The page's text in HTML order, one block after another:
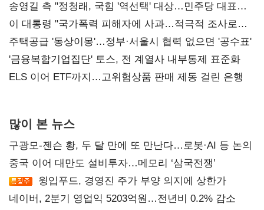
송영길 측 "정청래, 국힘 '역선택' 대상…민주당 대표로
총선 지휘 못해"
이 대통령 "국가폭력 피해자에 사과…적극적 조사로
진실 밝혀야"
주택공급 '동상이몽'…정부·서울시 협력 없으면 '공수표'
'금융복합기업집단' 토스, 전 계열사 내부통제 표준화
ELS 이어 ETF까지…고위험상품 판매 제동 걸린 은행
많이 본 뉴스
구광모-젠슨 황, 두 달 만에 또 만난다…로봇·AI 등 논의
중국 이어 대만도 설비투자…메모리 ‘삼국전쟁’
윙입푸드, 경영진 주가 부양 의지에 상한가
네이버, 2분기 영업익 5203억원…전년비 0.2% 감소